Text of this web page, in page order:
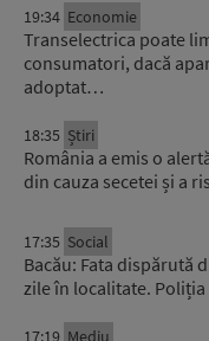
19:34 Economie
Transelectrica poate
consumatori, dacă
adoptat…
18:35 Știri
România a emis o
din cauza secetei și a
17:35 Social
Bacău: Fata dispărută
zile în localitate.